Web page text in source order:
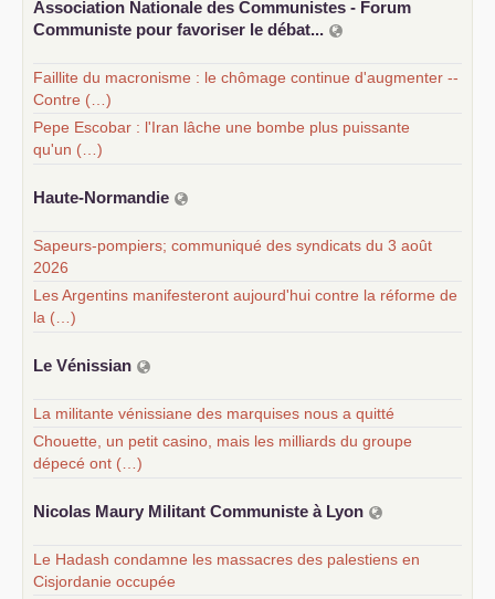
Association Nationale des Communistes - Forum
Communiste pour favoriser le débat...
Faillite du macronisme : le chômage continue d'augmenter --
Contre (…)
Pepe Escobar : l'Iran lâche une bombe plus puissante
qu'un (…)
Haute-Normandie
Sapeurs-pompiers; communiqué des syndicats du 3 août
2026
Les Argentins manifesteront aujourd'hui contre la réforme de
la (…)
Le Vénissian
La militante vénissiane des marquises nous a quitté
Chouette, un petit casino, mais les milliards du groupe
dépecé ont (…)
Nicolas Maury Militant Communiste à Lyon
Le Hadash condamne les massacres des palestiens en
Cisjordanie occupée